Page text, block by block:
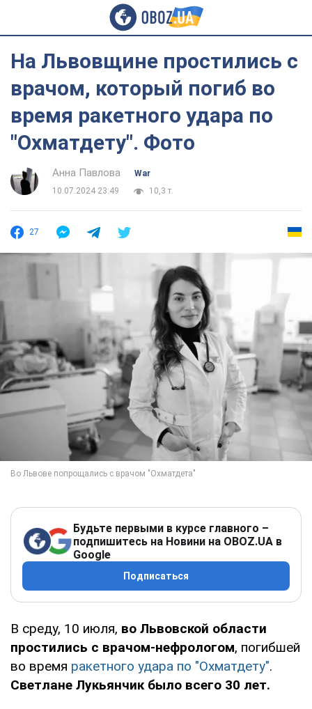
На Львовщине простились с
врачом, который погиб во
время ракетного удара по
"Охматдету". Фото
Анна Павлова
War
10.07.2024 23:49
10,3 т.
27
Будьте первыми в курсе главного –
подпишитесь на Новини на OBOZ.UA в
Google
Подписаться
В среду, 10 июля, во Львовской области
простились с врачом-нефрологом, погибшей
во время ракетного удара по "Охматдету".
Светлане Лукьянчик было всего 30 лет.